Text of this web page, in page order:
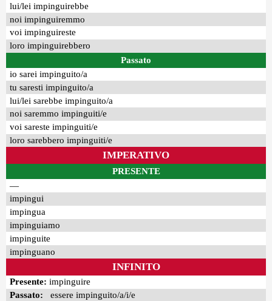
lui/lei impinguirebbe
noi impinguiremmo
voi impinguireste
loro impinguirebbero
Passato
io sarei impinguito/a
tu saresti impinguito/a
lui/lei sarebbe impinguito/a
noi saremmo impinguiti/e
voi sareste impinguiti/e
loro sarebbero impinguiti/e
IMPERATIVO
PRESENTE
—
impingui
impingua
impinguiamo
impinguite
impinguano
INFINITO
Presente: impinguire
Passato: essere impinguito/a/i/e